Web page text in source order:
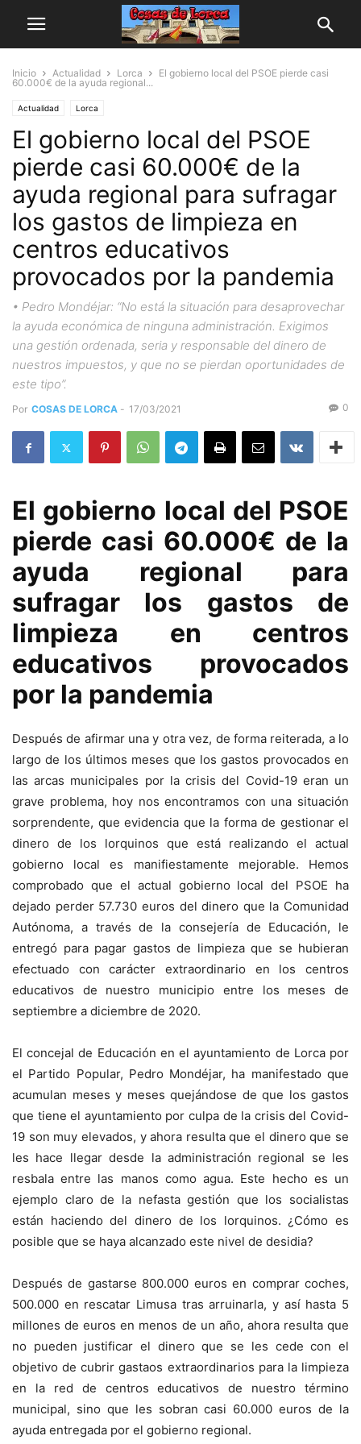
Inicio Actualidad Lorca
El gobierno local del PSOE pierde casi
60.000€ de la ayuda regional...
Actualidad Lorca
El gobierno local del PSOE
pierde casi 60.000€ de la
ayuda regional para sufragar
los gastos de limpieza en
centros educativos
provocados por la pandemia
• Pedro Mondéjar: “No está la situación para desaprovechar
la ayuda económica de ninguna administración. Exigimos
una gestión ordenada, seria y responsable del dinero de
nuestros impuestos, y que no se pierdan oportunidades de
este tipo”.
Por COSAS DE LORCA - 17/03/2021 0
El gobierno local del PSOE
pierde casi 60.000€ de la
ayuda regional para
sufragar los gastos de
limpieza en centros
educativos provocados
por la pandemia
Después de afirmar una y otra vez, de forma reiterada, a lo
largo de los últimos meses que los gastos provocados en
las arcas municipales por la crisis del Covid-19 eran un
grave problema, hoy nos encontramos con una situación
sorprendente, que evidencia que la forma de gestionar el
dinero de los lorquinos que está realizando el actual
gobierno local es manifiestamente mejorable. Hemos
comprobado que el actual gobierno local del PSOE ha
dejado perder 57.730 euros del dinero que la Comunidad
Autónoma, a través de la consejería de Educación, le
entregó para pagar gastos de limpieza que se hubieran
efectuado con carácter extraordinario en los centros
educativos de nuestro municipio entre los meses de
septiembre a diciembre de 2020.
El concejal de Educación en el ayuntamiento de Lorca por
el Partido Popular, Pedro Mondéjar, ha manifestado que
acumulan meses y meses quejándose de que los gastos
que tiene el ayuntamiento por culpa de la crisis del Covid-
19 son muy elevados, y ahora resulta que el dinero que se
les hace llegar desde la administración regional se les
resbala entre las manos como agua. Este hecho es un
ejemplo claro de la nefasta gestión que los socialistas
están haciendo del dinero de los lorquinos. ¿Cómo es
posible que se haya alcanzado este nivel de desidia?
Después de gastarse 800.000 euros en comprar coches,
500.000 en rescatar Limusa tras arruinarla, y así hasta 5
millones de euros en menos de un año, ahora resulta que
no pueden justificar el dinero que se les cede con el
objetivo de cubrir gastaos extraordinarios para la limpieza
en la red de centros educativos de nuestro término
municipal, sino que les sobran casi 60.000 euros de la
ayuda entregada por el gobierno regional.